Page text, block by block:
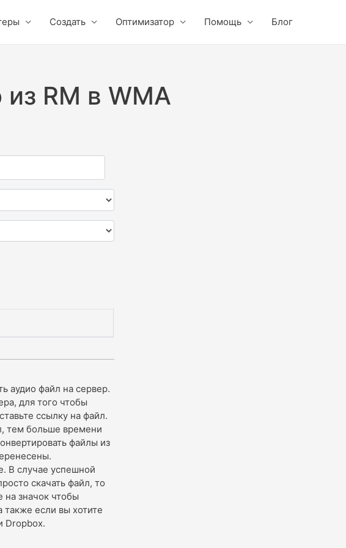
Создать Оптимизатор Помощь Блог
RM в WMA
аудио файл на сервер.
для того чтобы
ссылку на файл.
тем больше времени
файлы из
В случае успешной
скачать файл, то
на значок чтобы
также если вы хотите
Dropbox.